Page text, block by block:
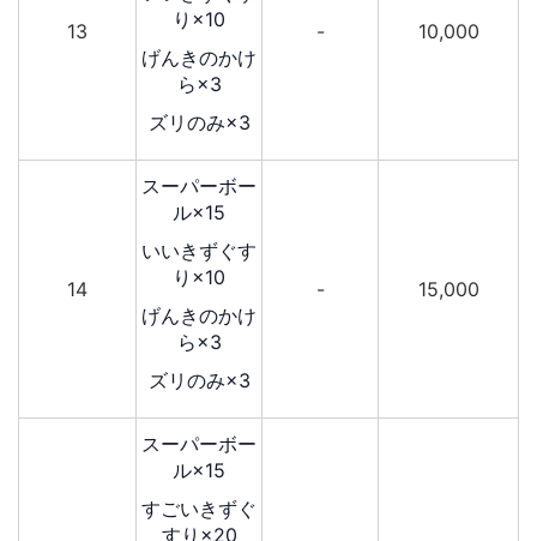
13
り×10
げんきのかけ
ら×3
ズリのみ×3
- 10,000
14
スーパーボー
ル×15
いいきずぐす
り×10
げんきのかけ
ら×3
ズリのみ×3
- 15,000
スーパーボー
ル×15
すごいきずぐ
すり×20